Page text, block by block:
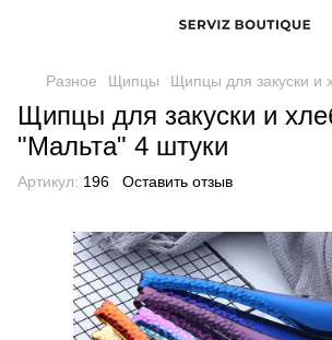
Разное Щипцы Щипцы для закуски и
Щипцы для закуски и
"Мальта" 4 штуки
Артикул: 196 Оставить отзыв